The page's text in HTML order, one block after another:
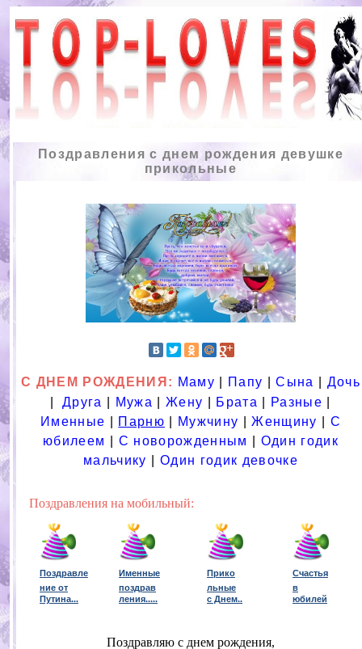
Поздравления с днем рождения девушке
прикольные
С ДНЕМ РОЖДЕНИЯ: Маму Папу Сына
Дочь
Друга Мужа Жену Брата Разные
Именные
Парню Мужчину Женщину
С
юбилеем
С новорожденным
Один годик
мальчику
Один годик девочке
Поздравления на мобильный:
Поздравле
ние от
Путина...
Именные
поздрав
ления.....
Прико
льные
с Днем..
Счастья
в
юбилей
Поздравляю с днем рождения,